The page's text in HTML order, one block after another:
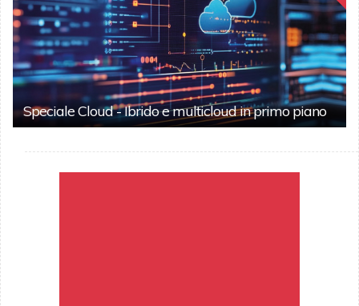
Speciale Cloud - Ibrido e multicloud in primo piano